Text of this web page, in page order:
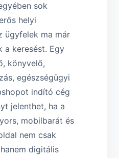
sok
helyi
ügyfelek ma már
a keresést. Egy
könyvelő,
egészségügyi
indító cég
jelenthet, ha a
mobilbarát és
nem csak
digitális